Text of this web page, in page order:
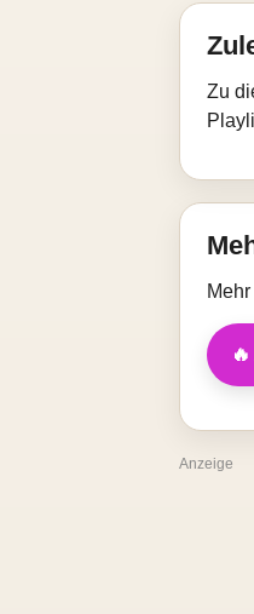
Zu
Anzeige